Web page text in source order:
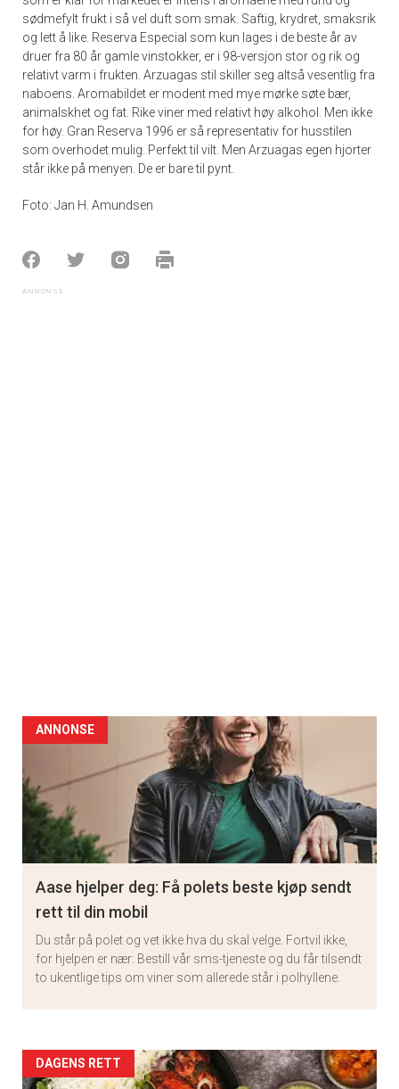
sødmefylt frukt i så vel duft som smak. Saftig, krydret, smaksrik
og lett å like. Reserva Especial som kun lages i de beste år av
druer fra 80 år gamle vinstokker, er i 98-versjon stor og rik og
relativt varm i frukten. Arzuagas stil skiller seg altså vesentlig fra
naboens. Aromabildet er modent med mye mørke søte bær,
animalskhet og fat. Rike viner med relativt høy alkohol. Men ikke
for høy. Gran Reserva 1996 er så representativ for husstilen
som overhodet mulig. Perfekt til vilt. Men Arzuagas egen hjorter
står ikke på menyen. De er bare til pynt.
Foto: Jan H. Amundsen
ANNONSE
Aase hjelper deg: Få polets beste kjøp sendt
rett til din mobil
Du står på polet og vet ikke hva du skal velge. Fortvil ikke,
for hjelpen er nær: Bestill vår sms-tjeneste og du får tilsendt
to ukentlige tips om viner som allerede står i polhyllene.
Artikler
DAGENS RETT